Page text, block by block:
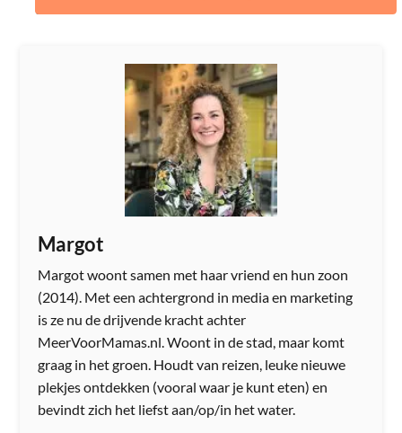
Margot
Margot woont samen met haar vriend en hun zoon
(2014). Met een achtergrond in media en marketing
is ze nu de drijvende kracht achter
MeerVoorMamas.nl. Woont in de stad, maar komt
graag in het groen. Houdt van reizen, leuke nieuwe
plekjes ontdekken (vooral waar je kunt eten) en
bevindt zich het liefst aan/op/in het water.